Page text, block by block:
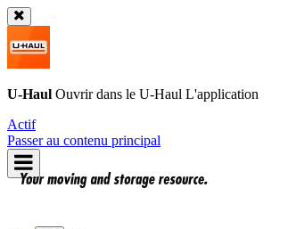
U-Haul Ouvrir dans le U-Haul L'application
Actif
Passer au contenu principal